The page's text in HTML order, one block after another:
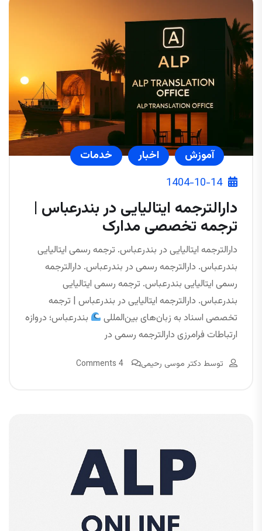
آموزش اخبار
خدمات
1404-10-14
دارالترجمه ایتالیایی در بندرعباس |
ترجمه تخصصی مدارک
دارالترجمه ایتالیایی در بندرعباس. ترجمه رسمی ایتالیایی
بندرعباس. دارالترجمه رسمی در بندرعباس. دارالترجمه
رسمی ایتالیایی بندرعباس. ترجمه رسمی ایتالیایی
بندرعباس. دارالترجمه ایتالیایی در بندرعباس | ترجمه
تخصصی اسناد به زبان‌های بین‌المللی
بندرعباس؛ دروازه
ارتباطات فرامرزی دارالترجمه رسمی در
توسط دکتر موسی رحیمی 4 Comments